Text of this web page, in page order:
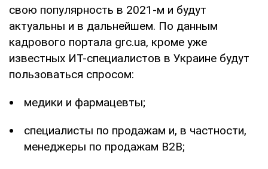
свою популярность в 2021-м и будут
актуальны и в дальнейшем. По данным
кадрового портала grc.ua, кроме уже
известных ИТ-специалистов в Украине будут
пользоваться спросом:
медики и фармацевты;
специалисты по продажам и, в частности,
менеджеры по продажам B2B;